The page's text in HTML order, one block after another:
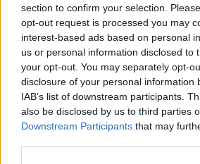
section to confirm your selection.
opt-out request is processed you may
interest-based ads based on personal
us or personal information disclosed to
your opt-out. You may separately opt-
disclosure of your personal information
IAB’s list of downstream participants.
also be disclosed by us to third parties
Downstream Participants that may
Jak więc widać na powyższych
literackich, człowieczeństwo
trudną do zdefiniowania, a
jak się wydaje – do zachowania,
kiedy warunki życia wokół
od godnych i komfortowych. W
sytuacji, nawet wtedy, kiedy